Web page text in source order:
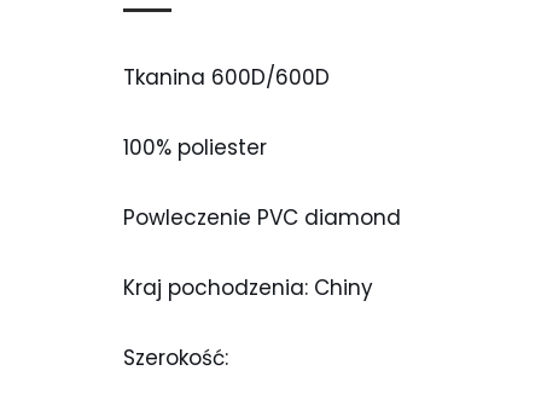
Tkanina 600D/600D
100% poliester
Powleczenie PVC diamond
Kraj pochodzenia: Chiny
Szerokość: